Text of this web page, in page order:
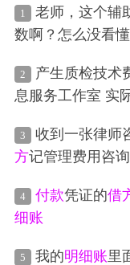
1 老师，这个辅
数啊？怎么没看
2
产生质检技术
息服务工作室 实
德市钦堂乡文呈
款 —陈 贷银行存
信息服务工作室
文借方 余额691.04
款 -陈
3 收到一张律师
方记管理费用咨询
4 付款凭证的借
细账
5 我的明细账里